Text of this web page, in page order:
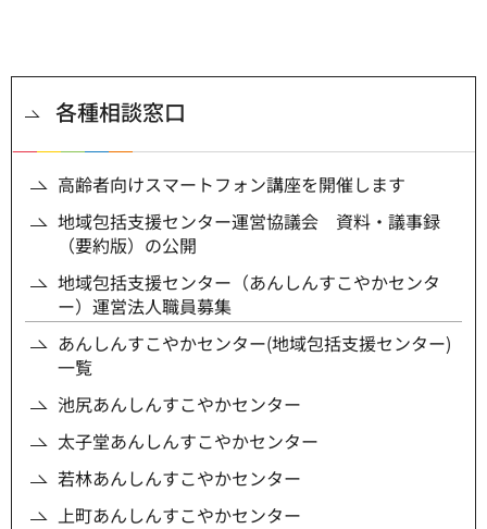
各種相談窓口
高齢者向けスマートフォン講座を開催します
地域包括支援センター運営協議会 資料・議事録
（要約版）の公開
地域包括支援センター（あんしんすこやかセンタ
ー）運営法人職員募集
あんしんすこやかセンター(地域包括支援センター)
一覧
池尻あんしんすこやかセンター
太子堂あんしんすこやかセンター
若林あんしんすこやかセンター
上町あんしんすこやかセンター